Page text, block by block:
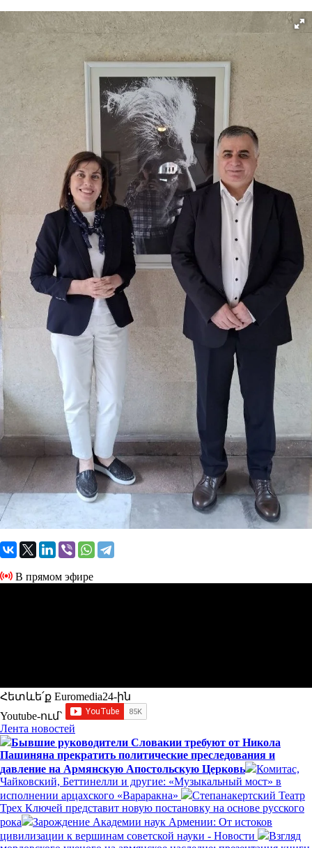
В прямом эфире
Հետևե՛ք Euromedia24-ին
Youtube-ում`
Лента новостей
Бывшие руководители Словакии требуют от Никола
Пашиняна прекратить политические преследования и
давление на Армянскую Апостольскую Церковь
Комитас,
Чайковский, Беттинелли и другие: «Музыкальный мост» в
исполнении арцахского «Вараракна»
Степанакертский Театр
Трех Ключей представит новую постановку на основе русского
рока
Зарождение Академии наук Армении: От истоков
цивилизации к вершинам советской науки - Новости
Взгляд